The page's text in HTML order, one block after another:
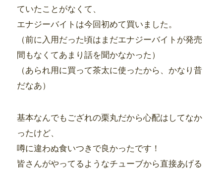
ていたことがなくて、
エナジーバイトは今回初めて買いました。
（前に入用だった頃はまだエナジーバイトが発売
間もなくてあまり話を聞かなかった）
（あられ用に買って茶太に使ったから、かなり昔
だなあ）
基本なんでもござれの栗丸だから心配はしてなか
ったけど、
噂に違わぬ食いつきで良かったです！
皆さんがやってるようなチューブから直接あげる